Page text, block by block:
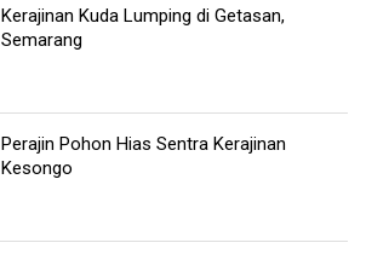
Kerajinan Kuda Lumping di Getasan,
Semarang
Perajin Pohon Hias Sentra Kerajinan
Kesongo